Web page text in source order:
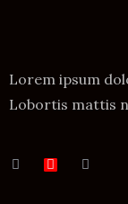
Lorem ipsum
Lobortis mattis